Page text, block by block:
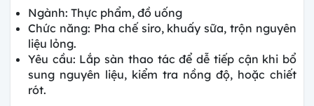
Ngành: Thực phẩm, đồ uống
Chức năng: Pha chế siro, khuấy sữa, trộn nguyên
liệu lỏng.
Yêu cầu: Lắp sàn thao tác để dễ tiếp cận khi bổ
sung nguyên liệu, kiểm tra nồng độ, hoặc chiết
rót.